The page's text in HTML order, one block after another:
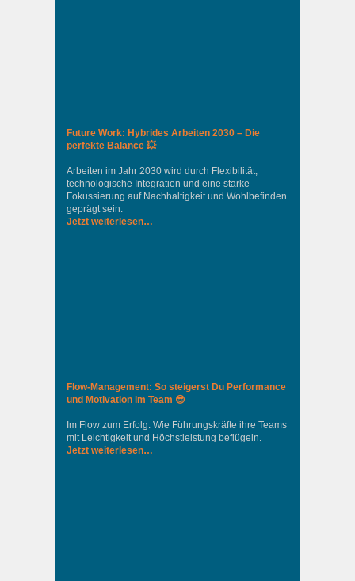
Future Work: Hybrides Arbeiten 2030 – Die
perfekte Balance 💥
Arbeiten im Jahr 2030 wird durch Flexibilität,
technologische Integration und eine starke
Fokussierung auf Nachhaltigkeit und Wohlbefinden
geprägt sein.
Jetzt weiterlesen…
Flow-Management: So steigerst Du Performance
und Motivation im Team 😎
Im Flow zum Erfolg: Wie Führungskräfte ihre Teams
mit Leichtigkeit und Höchstleistung beflügeln.
Jetzt weiterlesen…